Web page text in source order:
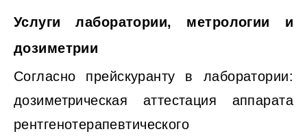
Услуги лаборатории, метрологии и
дозиметрии
Согласно прейскуранту в лаборатории:
дозиметрическая аттестация аппарата
рентгенотерапевтического